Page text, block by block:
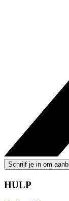
Schrijf je in om
HULP